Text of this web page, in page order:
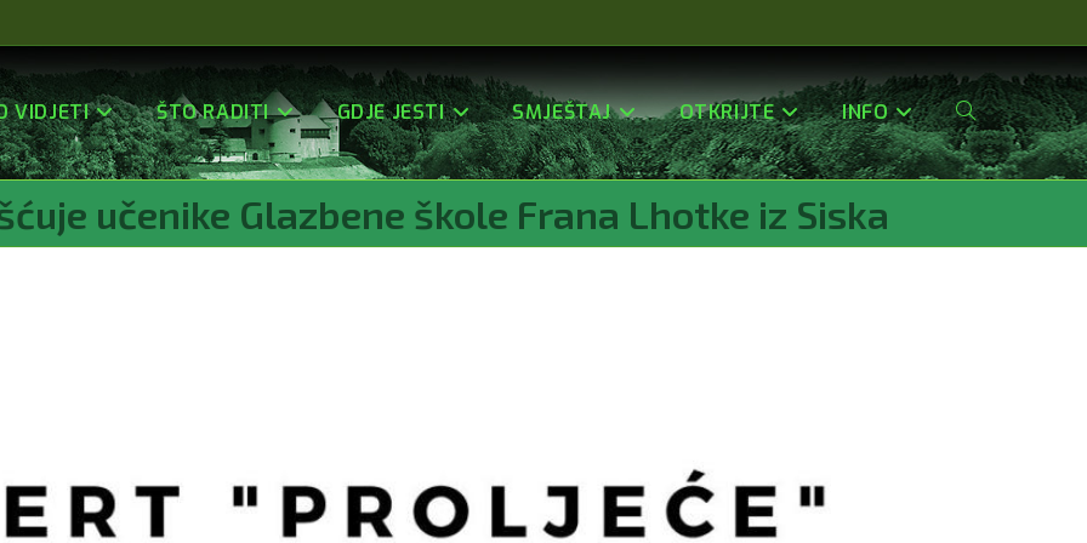
VIDJETI ŠTO RADITI GDJE JESTI SMJEŠTAJ OTKRIJTE INFO Uključi/isključi
učenike Glazbene škole Frana Lhotke iz Siska